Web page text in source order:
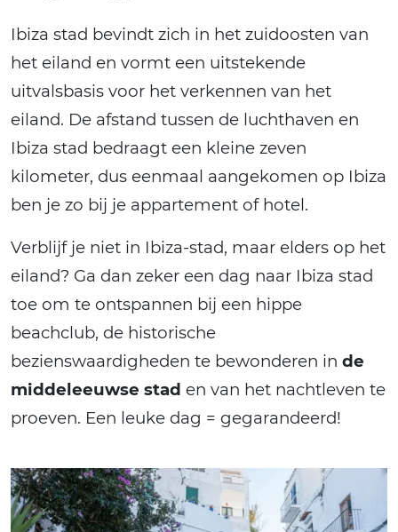
Ibiza stad bevindt zich in het zuidoosten van
het eiland en vormt een uitstekende
uitvalsbasis voor het verkennen van het
eiland. De afstand tussen de luchthaven en
Ibiza stad bedraagt een kleine zeven
kilometer, dus eenmaal aangekomen op Ibiza
ben je zo bij je appartement of hotel.
Verblijf je niet in Ibiza-stad, maar elders op het
eiland? Ga dan zeker een dag naar Ibiza stad
toe om te ontspannen bij een hippe
beachclub, de historische
bezienswaardigheden te bewonderen in de
middeleeuwse stad en van het nachtleven te
proeven. Een leuke dag = gegarandeerd!